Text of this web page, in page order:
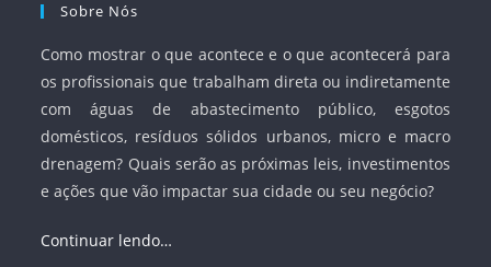
Sobre Nós
Como mostrar o que acontece e o que acontecerá para
os profissionais que trabalham direta ou indiretamente
com águas de abastecimento público, esgotos
domésticos, resíduos sólidos urbanos, micro e macro
drenagem? Quais serão as próximas leis, investimentos
e ações que vão impactar sua cidade ou seu negócio?
Continuar lendo…